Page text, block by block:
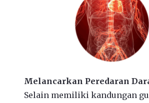
Melancarkan Peredaran
Selain memiliki kandungan